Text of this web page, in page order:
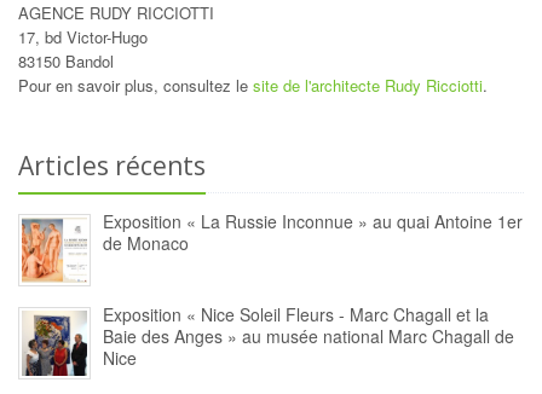
AGENCE RUDY RICCIOTTI
17, bd Victor-Hugo
83150 Bandol
Pour en savoir plus, consultez le site de l'architecte Rudy Ricciotti.
Articles récents
Exposition « La Russie Inconnue » au quai Antoine 1er
de Monaco
Exposition « Nice Soleil Fleurs - Marc Chagall et la
Baie des Anges » au musée national Marc Chagall de
Nice